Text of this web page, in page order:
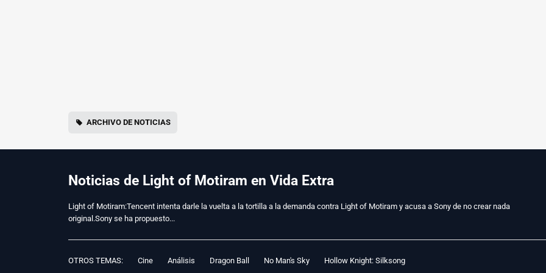
ARCHIVO DE NOTICIAS
Noticias de Light of Motiram en Vida Extra
Light of Motiram:Tencent intenta darle la vuelta a la tortilla a la demanda contra Light of Motiram y acusa a Sony de no crear nada
original.Sony se ha propuesto...
OTROS TEMAS: Cine Análisis Dragon Ball No Man's Sky Hollow Knight: Silksong